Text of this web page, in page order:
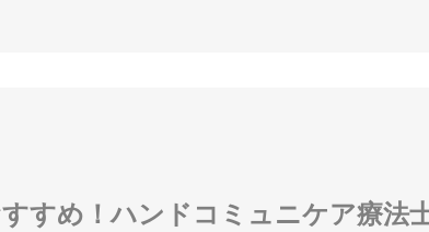
すめ！ハンドコミュニケア療法